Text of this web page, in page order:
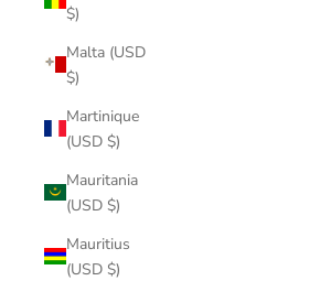
$)
Malta (USD
$)
Martinique
(USD $)
Mauritania
(USD $)
Mauritius
(USD $)